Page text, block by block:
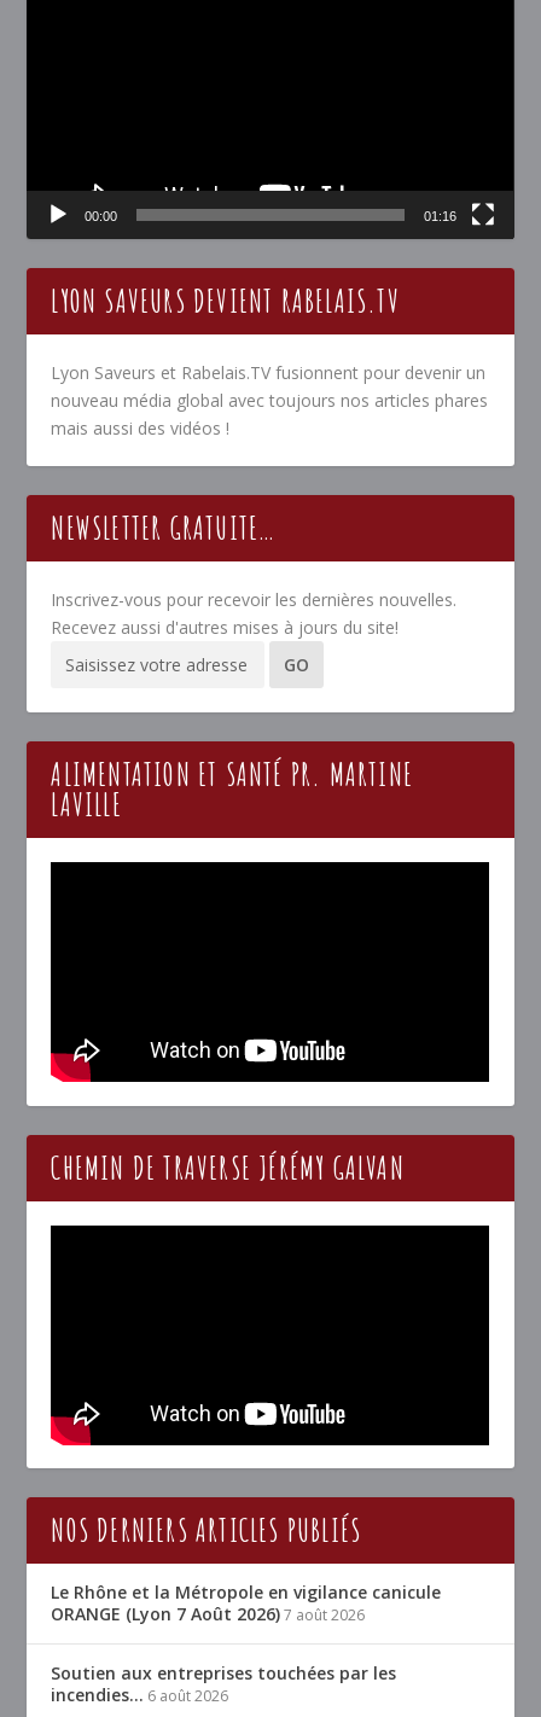
00:00 01:16
LYON SAVEURS DEVIENT RABELAIS.TV
Lyon Saveurs et Rabelais.TV fusionnent pour devenir un
nouveau média global avec toujours nos articles phares
mais aussi des vidéos !
NEWSLETTER GRATUITE…
Inscrivez-vous pour recevoir les dernières nouvelles.
Recevez aussi d'autres mises à jours du site!
ALIMENTATION ET SANTÉ PR. MARTINE
LAVILLE
CHEMIN DE TRAVERSE JÉRÉMY GALVAN
NOS DERNIERS ARTICLES PUBLIÉS
Le Rhône et la Métropole en vigilance canicule
ORANGE (Lyon 7 Août 2026) 7 août 2026
Soutien aux entreprises touchées par les
incendies… 6 août 2026